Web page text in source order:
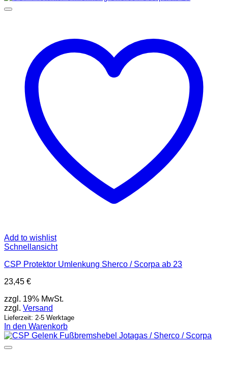
Add to wishlist
Schnellansicht
CSP Protektor Umlenkung Sherco / Scorpa ab 23
23,45 €
zzgl. 19% MwSt.
zzgl. Versand
Lieferzeit: 2-5 Werktage
In den Warenkorb